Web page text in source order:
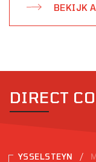
BEKIJK
DIRECT
YSSELSTEYN /